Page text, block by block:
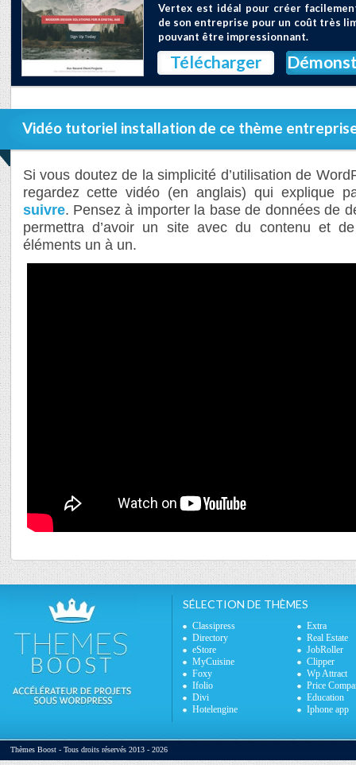
Vertex est idéal pour créer
de son entreprise pour un coût très
pouvant être impressionnant.
Télécharger
Vidéo tutoriel installation de ce thème
Si vous doutez de la simplicité d’utilisation de
regardez cette vidéo (en anglais) qui explique
suivre. Pensez à importer la base de données de
permettra d’avoir un site avec du contenu et
éléments un à un.
SÉLECTION DE THÈMES
Classipress
Extra
Directory
Real Estate
eStore
JobRoller
MyCuisine
Clipper
Foxy
Wp Attract
Ifolio
Price
Divi
Education
Hotelengine
Iphone app
Thèmes Boost - Tous droits réservés 2013 - 2026